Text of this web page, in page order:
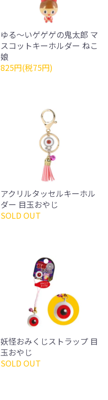
ゆる～いゲゲゲの鬼太郎 マ
スコットキーホルダー ねこ
娘
825円(税75円)
アクリルタッセルキーホル
ダー 目玉おやじ
SOLD OUT
妖怪おみくじストラップ 目
玉おやじ
SOLD OUT